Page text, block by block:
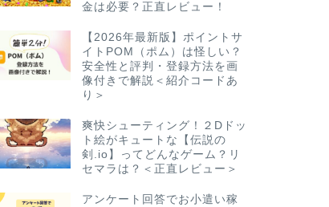
金は必要？正直レビュー！
【2026年最新版】ポイントサ
イトPOM（ポム）は怪しい？
安全性と評判・登録方法を画
像付きで解説＜紹介コードあ
り＞
爽快シューティング！２Dドッ
ト絵がキュートな【伝説の
剣.io】ってどんなゲーム？リ
セマラは？＜正直レビュー＞
アンケート回答でお小遣い稼